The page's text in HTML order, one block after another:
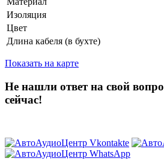
Изоляция
Цвет
Длина кабеля (в бухте)
Показать на карте
Не нашли ответ на свой
сейчас!